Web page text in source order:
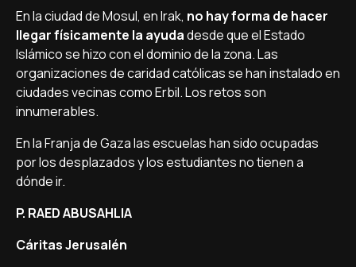
En la ciudad de Mosul, en Irak, no hay forma de hacer
llegar fí­sicamente la ayudadesde que el Estado
Islámico se hizo con el dominio de la zona. Las
organizaciones de caridad católicas se han instalado en
ciudades vecinas como Erbil. Los retos son
innumerables.
En la Franja de Gaza las escuelas han sido ocupadas
por los desplazados y los estudiantes no tienen a
dónde ir.
P. RAED ABUSAHLIA
Cáritas Jerusalén